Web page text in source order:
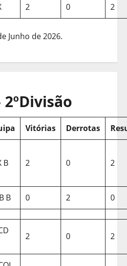
2 0 2
Junho de 2026.
Vitórias Derrotas
B 2 0 2
B 0 2 0
2 0 2